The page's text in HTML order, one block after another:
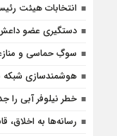
انتخابات هیئت
دستگیری عضو داعش
سوگِ حماسی و
هوشمندسازی شبکه
خطر نیلوفر آبی را
رسانه‌ها به اخلاق،